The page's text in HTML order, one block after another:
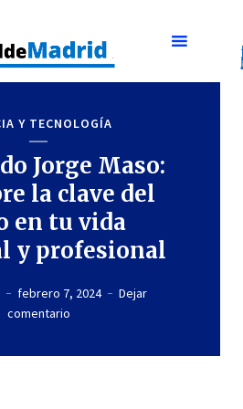
Y TECNOLOGÍA
Jorge Maso:
la clave del
en tu vida
y profesional
febrero 7, 2024
Dejar
comentario